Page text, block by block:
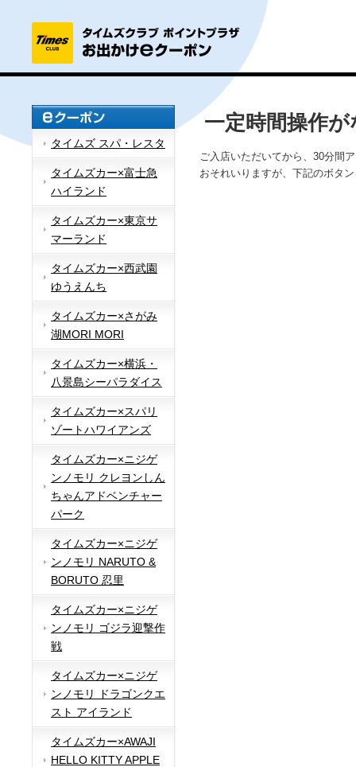
タイムズ スパ・レスタ
タイムズカー×富士急
ハイランド
タイムズカー×東京サ
マーランド
タイムズカー×西武園
ゆうえんち
タイムズカー×さがみ
湖MORI MORI
タイムズカー×横浜・
八景島シーパラダイス
タイムズカー×スパリ
ゾートハワイアンズ
タイムズカー×ニジゲ
ンノモリ クレヨンしん
ちゃんアドベンチャー
パーク
タイムズカー×ニジゲ
ンノモリ NARUTO &
BORUTO 忍里
タイムズカー×ニジゲ
ンノモリ ゴジラ迎撃作
戦
タイムズカー×ニジゲ
ンノモリ ドラゴンクエ
スト アイランド
タイムズカー×AWAJI
HELLO KITTY APPLE
一定時間操作
ご入店いただいてから、30分間
おそれいりますが、下記のボタ